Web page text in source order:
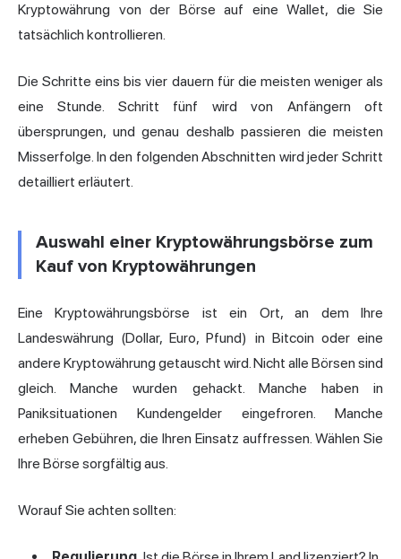
Kryptowährung von der Börse auf eine Wallet, die Sie
tatsächlich kontrollieren.
Die Schritte eins bis vier dauern für die meisten weniger als
eine Stunde. Schritt fünf wird von Anfängern oft
übersprungen, und genau deshalb passieren die meisten
Misserfolge. In den folgenden Abschnitten wird jeder Schritt
detailliert erläutert.
Auswahl einer Kryptowährungsbörse zum
Kauf von Kryptowährungen
Eine Kryptowährungsbörse ist ein Ort, an dem Ihre
Landeswährung (Dollar, Euro, Pfund) in Bitcoin oder eine
andere Kryptowährung getauscht wird. Nicht alle Börsen sind
gleich. Manche wurden gehackt. Manche haben in
Paniksituationen Kundengelder eingefroren. Manche
erheben Gebühren, die Ihren Einsatz auffressen. Wählen Sie
Ihre Börse sorgfältig aus.
Worauf Sie achten sollten: